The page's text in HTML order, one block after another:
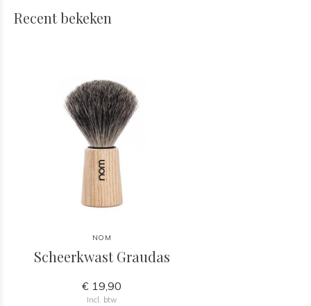
Recent bekeken
NOM
Scheerkwast Graudas
€ 19,90
Incl. btw